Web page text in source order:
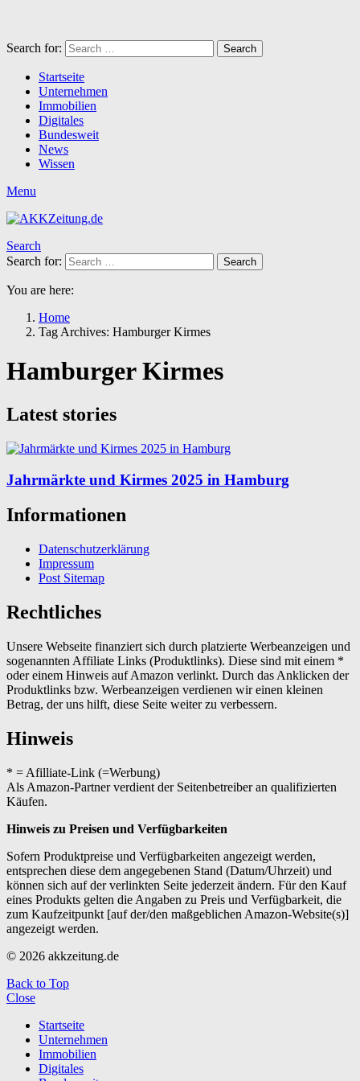
Search for: Search
Startseite
Unternehmen
Immobilien
Digitales
Bundesweit
News
Wissen
Menu
Search
Search for:
Search
You are here:
Home
Tag Archives: Hamburger Kirmes
Hamburger Kirmes
Latest stories
Jahrmärkte und Kirmes 2025 in Hamburg
Informationen
Datenschutzerklärung
Impressum
Post Sitemap
Rechtliches
Unsere Webseite finanziert sich durch platzierte Werbeanzeigen und
sogenannten Affiliate Links (Produktlinks). Diese sind mit einem *
oder einem Hinweis auf Amazon verlinkt. Durch das Anklicken der
Produktlinks bzw. Werbeanzeigen verdienen wir einen kleinen
Betrag, der uns hilft, diese Seite weiter zu verbessern.
Hinweis
* = Afilliate-Link (=Werbung)
Als Amazon-Partner verdient der Seitenbetreiber an qualifizierten
Käufen.
Hinweis zu Preisen und Verfügbarkeiten
Sofern Produktpreise und Verfügbarkeiten angezeigt werden,
entsprechen diese dem angegebenen Stand (Datum/Uhrzeit) und
können sich auf der verlinkten Seite jederzeit ändern. Für den Kauf
eines Produkts gelten die Angaben zu Preis und Verfügbarkeit, die
zum Kaufzeitpunkt [auf der/den maßgeblichen Amazon-Website(s)]
angezeigt werden.
© 2026 akkzeitung.de
Back to Top
Close
Startseite
Unternehmen
Immobilien
Digitales